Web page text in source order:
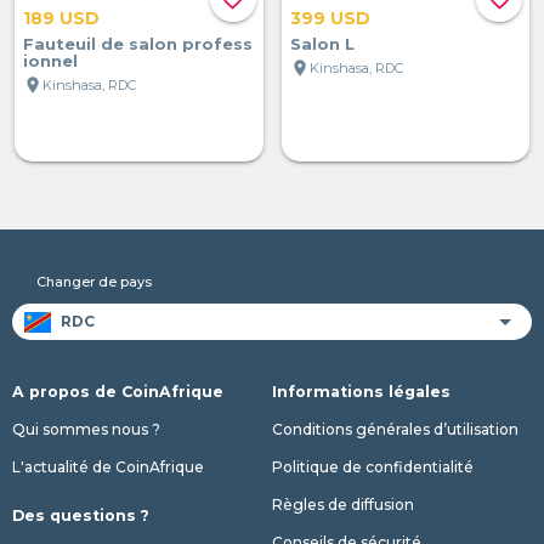
189 USD
Fauteuil de salon profess
ionnel
location_on Kinshasa, RDC
399 USD
Salon L
location_on Kinshasa, RDC
Changer de pays
A propos de CoinAfrique
Qui sommes nous ?
L'actualité de CoinAfrique
Des questions ?
Informations légales
Conditions générales d’utilisation
Politique de confidentialité
Règles de diffusion